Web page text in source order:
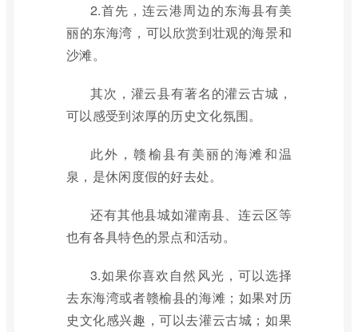
2.首先，连云港周边的东海县有美
丽的东海湾，可以欣赏到壮观的海景和
沙滩。
其次，灌云县有著名的灌云古城，
可以感受到浓厚的历史文化氛围。
此外，赣榆县有美丽的海滩和温
泉，是休闲度假的好去处。
还有其他县城如灌南县、连云区等
也有各具特色的景点和活动。
3.如果你喜欢自然风光，可以选择
去东海湾或者赣榆县的海滩；如果对历
史文化感兴趣，可以去灌云古城；如果